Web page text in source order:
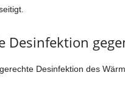
Desinfektion
Desinfektion des